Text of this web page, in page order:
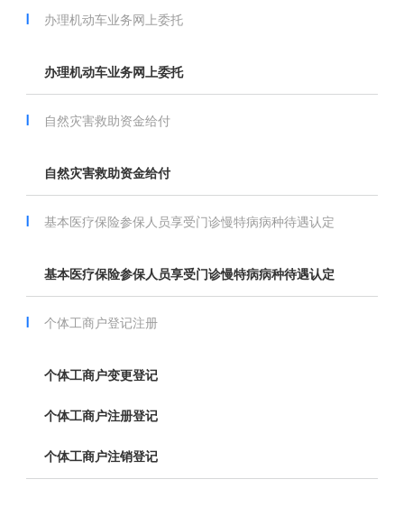
办理机动车业务网上委托
办理机动车业务网上委托
自然灾害救助资金给付
自然灾害救助资金给付
基本医疗保险参保人员享受门诊慢特病病种待遇认定
基本医疗保险参保人员享受门诊慢特病病种待遇认定
个体工商户登记注册
个体工商户变更登记
个体工商户注册登记
个体工商户注销登记